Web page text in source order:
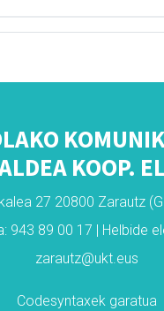
KOOP.
27 20800 Zarautz
943 89 00 17 | Helbide
zarautz@ukt.eus
Codesyntaxek garatua